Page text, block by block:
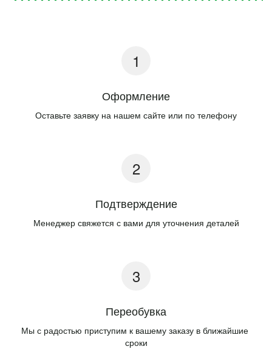
Оформление
Оставьте заявку на нашем сайте или по телефону
Подтверждение
Менеджер свяжется с вами для уточнения деталей
Переобувка
Мы с радостью приступим к вашему заказу в ближайшие
сроки